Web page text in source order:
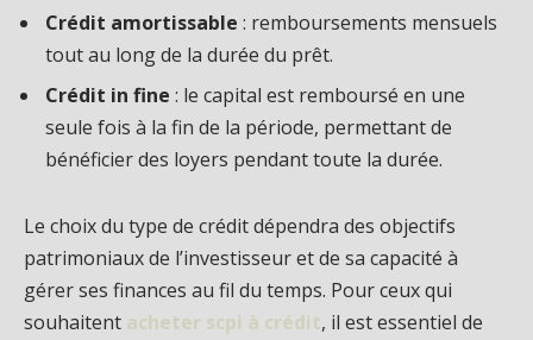
Crédit amortissable : remboursements mensuels
tout au long de la durée du prêt.
Crédit in fine : le capital est remboursé en une
seule fois à la fin de la période, permettant de
bénéficier des loyers pendant toute la durée.
Le choix du type de crédit dépendra des objectifs
patrimoniaux de l’investisseur et de sa capacité à
gérer ses finances au fil du temps. Pour ceux qui
souhaitent acheter scpi à crédit, il est essentiel de